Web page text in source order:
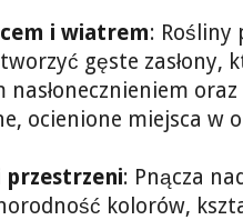
i wiatrem: Rośliny
gęste zasłony,
nasłonecznieniem
ocienione miejsca w
: Pnącza
kolorów,